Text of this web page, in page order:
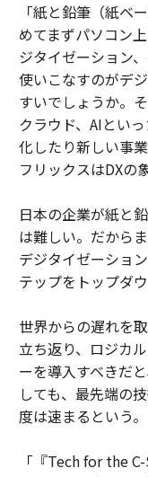
「紙と鉛筆（紙ベ
めてまずパソコン
ジタイゼーション
使いこなすのがデ
すいでしょうか。
クラウド、AIとい
化したり新しい事
フリックスはDXの
日本の企業が紙と
は難しい。だから
デジタイゼーショ
テップをトップダ
世界からの遅れを
立ち返り、ロジカ
ーを導入すべきだ
しても、最先端の
度は速まるという。
「『Tech for the